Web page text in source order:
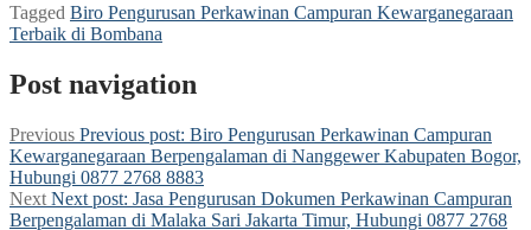
Tagged Biro Pengurusan Perkawinan Campuran Kewarganegaraan
Terbaik di Bombana
Post navigation
Previous Previous post: Biro Pengurusan Perkawinan Campuran
Kewarganegaraan Berpengalaman di Nanggewer Kabupaten Bogor,
Hubungi 0877 2768 8883
Next Next post: Jasa Pengurusan Dokumen Perkawinan Campuran
Berpengalaman di Malaka Sari Jakarta Timur, Hubungi 0877 2768